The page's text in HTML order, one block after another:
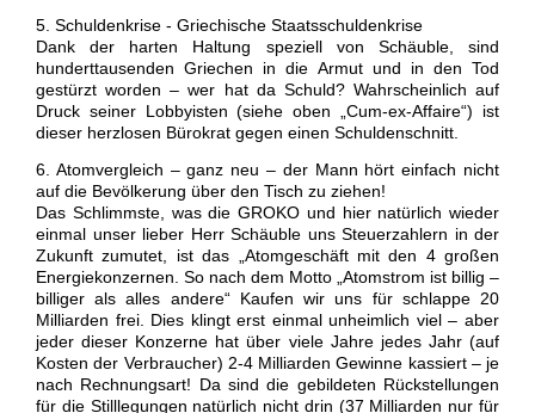
5. Schuldenkrise - Griechische Staatsschuldenkrise
Dank der harten Haltung speziell von Schäuble, sind
hunderttausenden Griechen in die Armut und in den Tod
gestürzt worden – wer hat da Schuld? Wahrscheinlich auf
Druck seiner Lobbyisten (siehe oben „Cum-ex-Affaire“) ist
dieser herzlosen Bürokrat gegen einen Schuldenschnitt.
6. Atomvergleich – ganz neu – der Mann hört einfach nicht
auf die Bevölkerung über den Tisch zu ziehen!
Das Schlimmste, was die GROKO und hier natürlich wieder
einmal unser lieber Herr Schäuble uns Steuerzahlern in der
Zukunft zumutet, ist das „Atomgeschäft mit den 4 großen
Energiekonzernen. So nach dem Motto „Atomstrom ist billig –
billiger als alles andere“ Kaufen wir uns für schlappe 20
Milliarden frei. Dies klingt erst einmal unheimlich viel – aber
jeder dieser Konzerne hat über viele Jahre jedes Jahr (auf
Kosten der Verbraucher) 2-4 Milliarden Gewinne kassiert – je
nach Rechnungsart! Da sind die gebildeten Rückstellungen
für die Stilllegungen natürlich nicht drin (37 Milliarden nur für